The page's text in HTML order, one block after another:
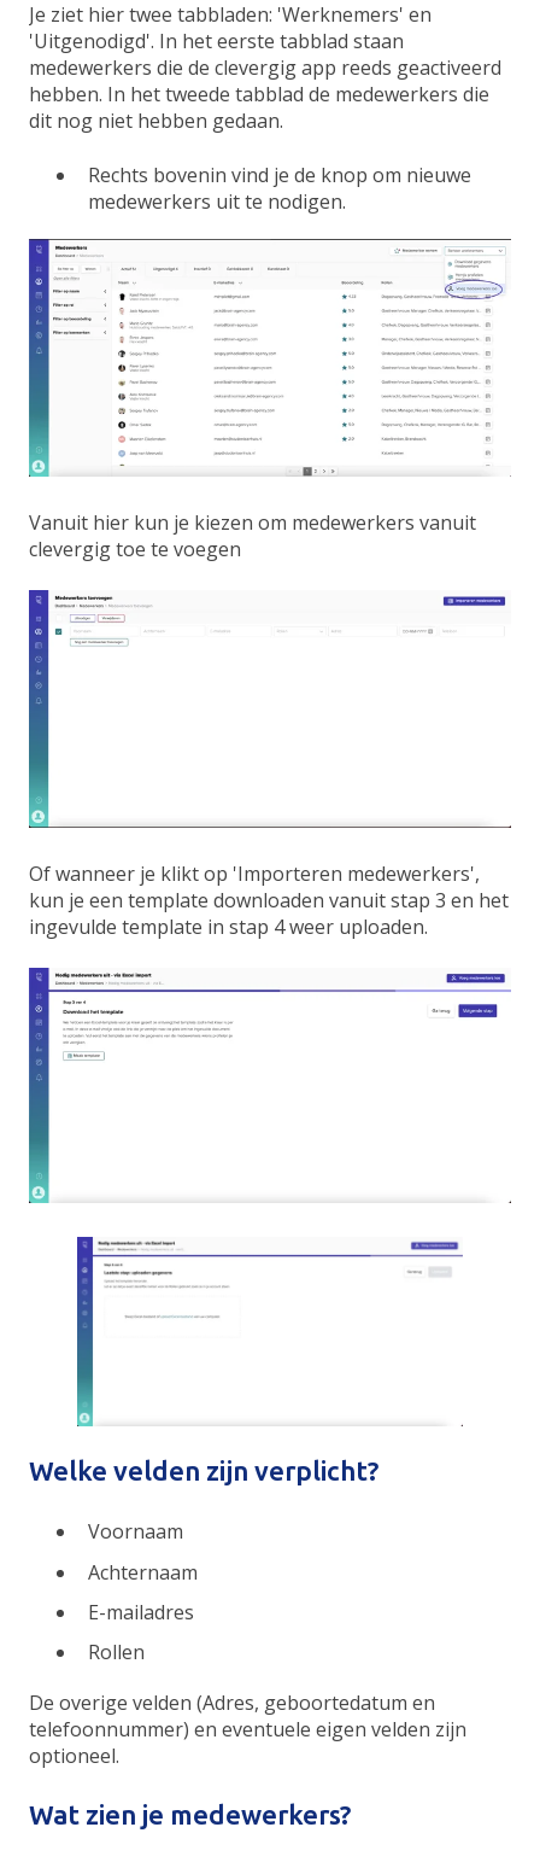
Je ziet hier twee tabbladen: 'Werknemers' en
'Uitgenodigd'. In het eerste tabblad staan
medewerkers die de clevergig app reeds geactiveerd
hebben. In het tweede tabblad de medewerkers die
dit nog niet hebben gedaan.
Rechts bovenin vind je de knop om nieuwe
medewerkers uit te nodigen.
Vanuit hier kun je kiezen om medewerkers vanuit
clevergig toe te voegen
Of wanneer je klikt op 'Importeren medewerkers',
kun je een template downloaden vanuit stap 3 en het
ingevulde template in stap 4 weer uploaden.
Welke velden zijn verplicht?
Voornaam
Achternaam
E-mailadres
Rollen
De overige velden (Adres, geboortedatum en
telefoonnummer) en eventuele eigen velden zijn
optioneel.
Wat zien je medewerkers?